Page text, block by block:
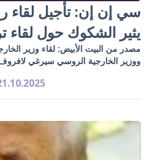
سي إن إن: تأجيل لقاء
يثير الشكوك حول لقاء
مصدر من البيت الأبيض: لقاء وزير
ووزير الخارجية الروسي سيرغي